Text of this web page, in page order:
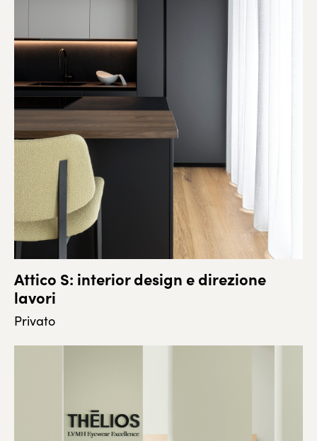
Attico S: interior design e direzione
lavori
Privato